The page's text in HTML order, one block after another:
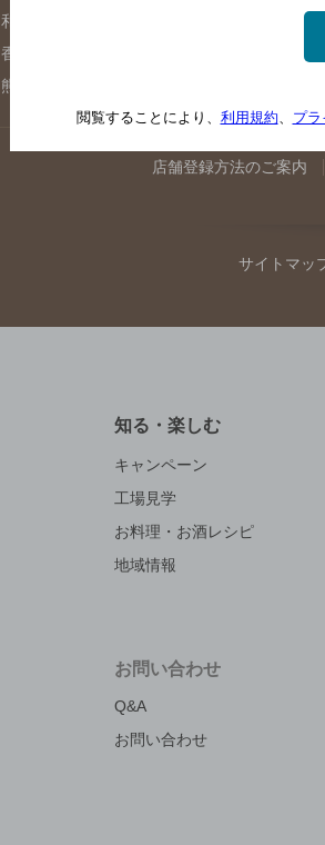
和歌山県のバー検索
香川県のバー検索
熊本県のバー検索
店舗登録方法のご案内
サイトマッ
知る・楽しむ
キャンペーン
工場見学
お料理・お酒レシピ
地域情報
お問い合わせ
Q&A
お問い合わせ
閲覧することにより、 利用規約、 プ